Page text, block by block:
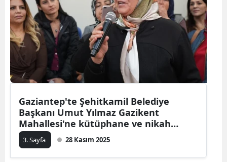
Gaziantep'te Şehitkamil Belediye
Başkanı Umut Yılmaz Gazikent
Mahallesi'ne kütüphane ve nikah
salonu müjdesi
3. Sayfa 28 Kasım 2025